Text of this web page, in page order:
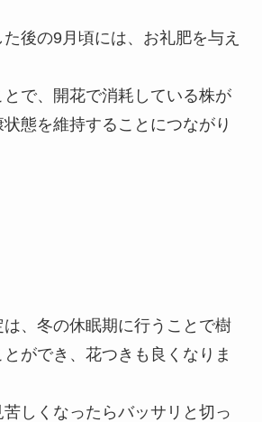
後の9月頃には、お礼肥を与え
で、開花で消耗している株が
態を維持することにつながり
、冬の休眠期に行うことで樹
ができ、花つきも良くなりま
しくなったらバッサリと切っ